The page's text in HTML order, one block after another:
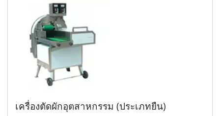
เครื่องตัดผักอุตสาหกรรม (ประเภทยืน)